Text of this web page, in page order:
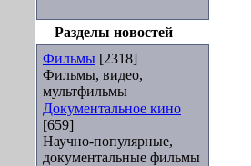
Разделы новостей
Фильмы [2318]
Фильмы, видео,
мультфильмы
Документальное кино
[659]
Научно-популярные,
документальные фильмы